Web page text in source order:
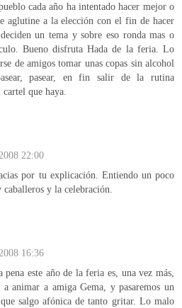
cada año ha intentado hacer mejor o
aglutine a la elección con el fin de hacer
un tema y sobre eso ronda mas o
Bueno disfruta Hada de la feria. Lo
de amigos tomar unas copas sin alcohol
pasear, en fin salir de la rutina
que haya.
22:00
por tu explicación. Entiendo un poco
caballeros y la celebración.
16:36
este año de la feria es, una vez más,
animar a amiga Gema, y pasaremos un
salgo afónica de tanto gritar. Lo malo